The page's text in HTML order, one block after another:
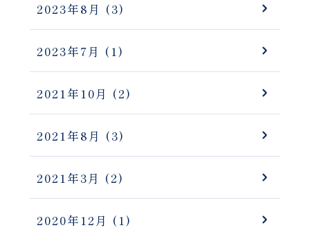
2023年8月 (3)
2023年7月 (1)
2021年10月 (2)
2021年8月 (3)
2021年3月 (2)
2020年12月 (1)